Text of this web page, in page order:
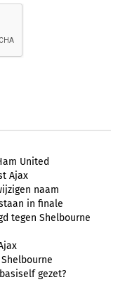
United
Ajax
naam
in finale
tegen Shelbourne
gezet?